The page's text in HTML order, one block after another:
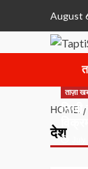
August
HOME
देश
ताज़ा